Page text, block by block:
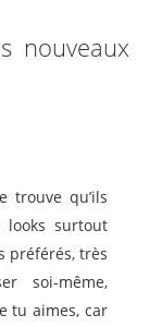
nouveaux
trouve qu’ils
looks surtout
préférés, très
soi-même,
tu aimes, car